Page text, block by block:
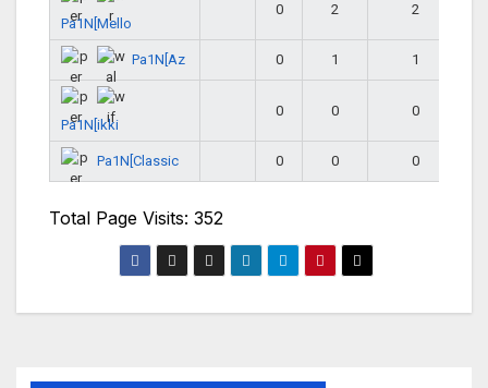
Pa1N[Mello
0 2 2
Pa1N[Az 0 1 1
Pa1N[ikki
0 0 0
Pa1N[Classic 0 0 0
Total Page Visits: 352